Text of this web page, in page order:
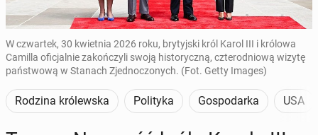
W czwartek, 30 kwietnia 2026 roku, brytyjski król Karol III i królowa
Camilla oficjalnie zakończyli swoją historyczną, czterodniową wizytę
państwową w Stanach Zjednoczonych. (Fot. Getty Images)
Rodzina królewska Polityka Gospodarka USA